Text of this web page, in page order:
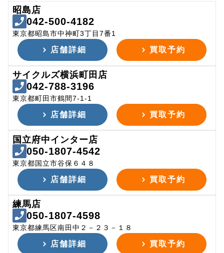
昭島店
042-500-4182
東京都昭島市中神町3丁目7番1
店舗詳細 買取予約
サイクルズ横浜町田店
042-788-3196
東京都町田市鶴間7-1-1
店舗詳細 買取予約
国立府中インター店
050-1807-4542
東京都国立市谷保６４８
店舗詳細 買取予約
練馬店
050-1807-4598
東京都練馬区南田中２－２３－１８
店舗詳細 買取予約